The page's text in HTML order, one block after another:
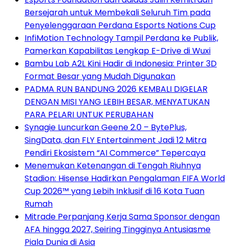
Bersejarah untuk Membekali Seluruh Tim pada
Penyelenggaraan Perdana Esports Nations Cup
InfiMotion Technology Tampil Perdana ke Publik,
Pamerkan Kapabilitas Lengkap E-Drive di Wuxi
Bambu Lab A2L Kini Hadir di Indonesia: Printer 3D
Format Besar yang Mudah Digunakan
PADMA RUN BANDUNG 2026 KEMBALI DIGELAR
DENGAN MISI YANG LEBIH BESAR, MENYATUKAN
PARA PELARI UNTUK PERUBAHAN
Synagie Luncurkan Geene 2.0 – BytePlus,
SingData, dan FLY Entertainment Jadi 12 Mitra
Pendiri Ekosistem “AI Commerce” Tepercaya
Menemukan Ketenangan di Tengah Riuhnya
Stadion: Hisense Hadirkan Pengalaman FIFA World
Cup 2026™ yang Lebih Inklusif di 16 Kota Tuan
Rumah
Mitrade Perpanjang Kerja Sama Sponsor dengan
AFA hingga 2027, Seiring Tingginya Antusiasme
Piala Dunia di Asia